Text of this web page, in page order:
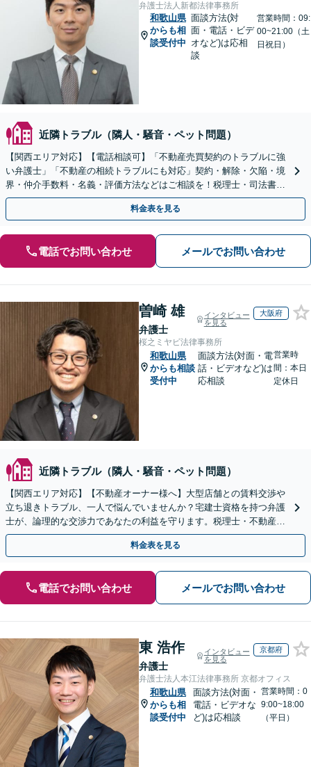
弁護士法人新都法律事務所
和歌山県
からも相
談受付中
面談方法(対
面・電話・ビデ
オなど)は応相
談
営業時間：09:
00~21:00（土
日祝日）
近隣トラブル（隣人・騒音・ペット問題）
【関西エリア対応】【電話相談可】「不動産売買契約のトラブルに強
い弁護士」「不動産の相続トラブルにも対応」契約・解除・欠陥・境
界・仲介手数料・名義・評価方法などはご相談を！税理士・司法書
士・不動産業者などと連携対応◎【英語・韓国語対応】
料金表を見る
電話でお問い合わせ メールでお問い合わせ
曽崎 雄
弁護士
インタビュー
を見る
大阪府
桜之ミヤビ法律事務所
和歌山県
からも相談
受付中
面談方法(対面・電
話・ビデオなど)は
応相談
営業時
間：本日
定休日
近隣トラブル（隣人・騒音・ペット問題）
【関西エリア対応】【不動産オーナー様へ】大型店舗との賃料交渉や
立ち退きトラブル、一人で悩んでいませんか？宅建士資格を持つ弁護
士が、論理的な交渉力であなたの利益を守ります。税理士・不動産鑑
定士等と連携し、複雑な案件もワンストップで解決へ。
料金表を見る
電話でお問い合わせ メールでお問い合わせ
東 浩作
弁護士
インタビュー
を見る
京都府
弁護士法人本江法律事務所 京都オフィス
和歌山県
からも相
談受付中
面談方法(対面・
電話・ビデオな
ど)は応相談
営業時間：0
9:00~18:00
（平日）